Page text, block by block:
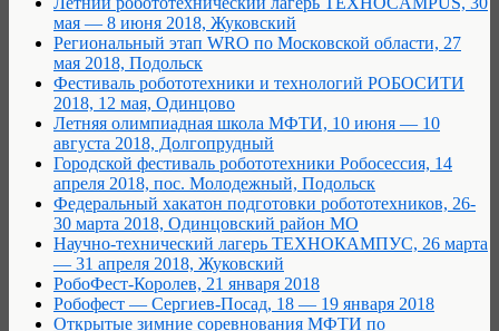
мая — 8 июня 2018, Жуковский
Региональный этап WRO по Московской области, 27
мая 2018, Подольск
Фестиваль робототехники и технологий РОБОСИТИ
2018, 12 мая, Одинцово
Летняя олимпиадная школа МФТИ, 10 июня — 10
августа 2018, Долгопрудный
Городской фестиваль робототехники Робосессия, 14
апреля 2018, пос. Молодежный, Подольск
Федеральный хакатон подготовки робототехников, 26-
30 марта 2018, Одинцовский район МО
Научно-технический лагерь ТЕХНОКАМПУС, 26 марта
— 31 апреля 2018, Жуковский
РобоФест-Королев, 21 января 2018
Робофест — Сергиев-Посад, 18 — 19 января 2018
Открытые зимние соревнования МФТИ по